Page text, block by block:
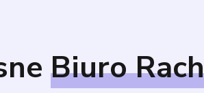
Biuro